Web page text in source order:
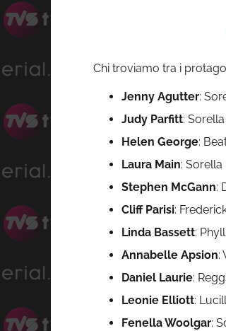
Chi troviamo tra i
Jenny Agutter:
Judy Parfitt:
Helen George:
Laura Main:
Stephen McGann:
Cliff Parisi:
Linda Bassett:
Annabelle Apsion:
Daniel Laurie:
Leonie Elliott:
Fenella Woolgar: